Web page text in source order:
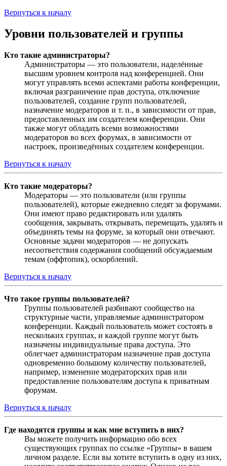
Вернуться к началу
Уровни пользователей и группы
Кто такие администраторы?
Администраторы — это пользователи, наделённые
высшим уровнем контроля над конференцией. Они
могут управлять всеми аспектами работы конференции,
включая разграничение прав доступа, отключение
пользователей, создание групп пользователей,
назначение модераторов и т. п., в зависимости от прав,
предоставленных им создателем конференции. Они
также могут обладать всеми возможностями
модераторов во всех форумах, в зависимости от
настроек, произведённых создателем конференции.
Вернуться к началу
Кто такие модераторы?
Модераторы — это пользователи (или группы
пользователей), которые ежедневно следят за форумами.
Они имеют право редактировать или удалять
сообщения, закрывать, открывать, перемещать, удалять и
объединять темы на форуме, за который они отвечают.
Основные задачи модераторов — не допускать
несоответствия содержания сообщений обсуждаемым
темам (оффтопик), оскорблений.
Вернуться к началу
Что такое группы пользователей?
Группы пользователей разбивают сообщество на
структурные части, управляемые администратором
конференции. Каждый пользователь может состоять в
нескольких группах, и каждой группе могут быть
назначены индивидуальные права доступа. Это
облегчает администраторам назначение прав доступа
одновременно большому количеству пользователей,
например, изменение модераторских прав или
предоставление пользователям доступа к приватным
форумам.
Вернуться к началу
Где находятся группы и как мне вступить в них?
Вы можете получить информацию обо всех
существующих группах по ссылке «Группы» в вашем
личном разделе. Если вы хотите вступить в одну из них,